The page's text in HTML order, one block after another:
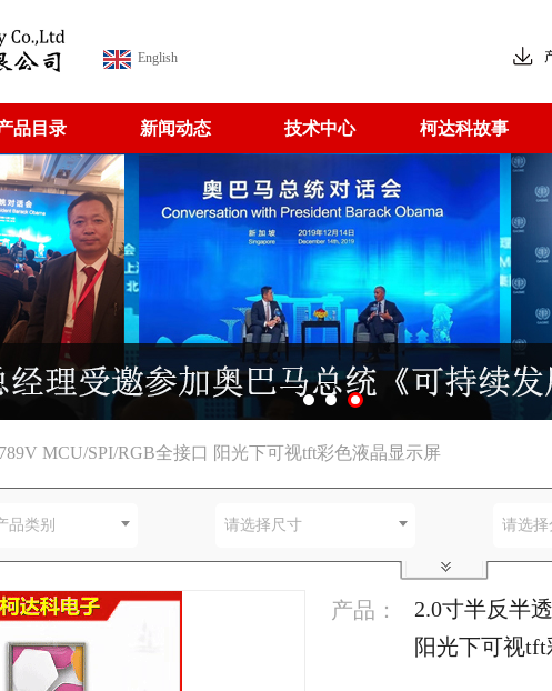
English
品目录 新闻动态 技术中心 柯达科故事
MCU/SPI/RGB全接口 阳光下可视tft彩色液晶显示屏
品类别 请选择尺寸 请选择
产品：
2.0寸半反半
阳光下可视